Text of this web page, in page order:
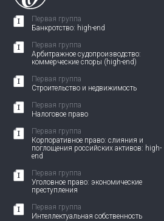
Первая группа
Банкротство: high-end
Первая группа
Арбитражное судопроизводство:
коммерческие споры (high-end)
Первая группа
Строительство и недвижимость
Первая группа
Налоговое право
Первая группа
Корпоративное право: слияния и
поглощения российских активов: high-
end
Первая группа
Уголовное право: экономические
преступления
Первая группа
Интеллектуальная собственность